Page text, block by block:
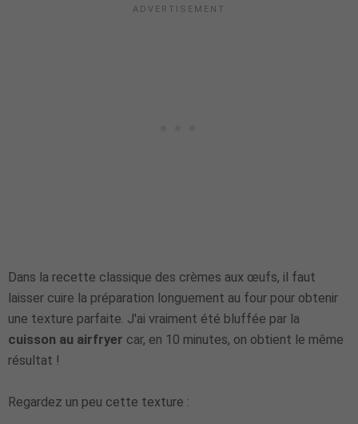
Dans la recette classique des crèmes aux œufs, il faut
laisser cuire la préparation longuement au four pour obtenir
une texture parfaite. J'ai vraiment été bluffée par la
cuisson au airfryer car, en 10 minutes, on obtient le même
résultat !
Regardez un peu cette texture :